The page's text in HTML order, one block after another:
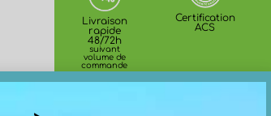
Livraison
rapide
48/72h
suivant
volume de
commande
Certification
ACS
⚠️ IMPORTANT : Lors de l’installation des